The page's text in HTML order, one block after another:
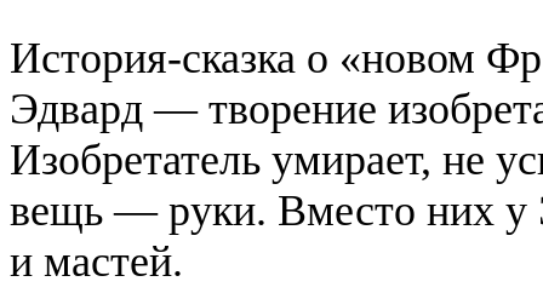
История-сказка о «новом
Эдвард — творение
Изобретатель умирает, не
вещь — руки. Вместо них у
и мастей.